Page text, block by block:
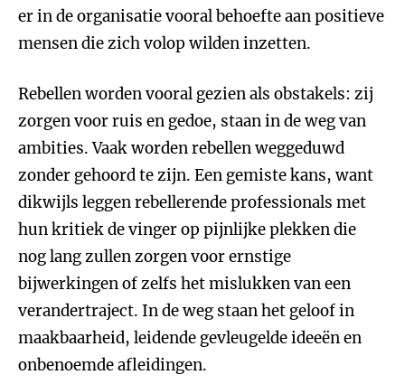
er in de organisatie vooral behoefte aan positieve
mensen die zich volop wilden inzetten.
Rebellen worden vooral gezien als obstakels: zij
zorgen voor ruis en gedoe, staan in de weg van
ambities. Vaak worden rebellen weggeduwd
zonder gehoord te zijn. Een gemiste kans, want
dikwijls leggen rebellerende professionals met
hun kritiek de vinger op pijnlijke plekken die
nog lang zullen zorgen voor ernstige
bijwerkingen of zelfs het mislukken van een
verandertraject. In de weg staan het geloof in
maakbaarheid, leidende gevleugelde ideeën en
onbenoemde afleidingen.